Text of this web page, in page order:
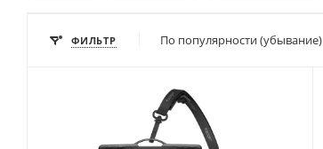
ФИЛЬТР По популярности (убывание)